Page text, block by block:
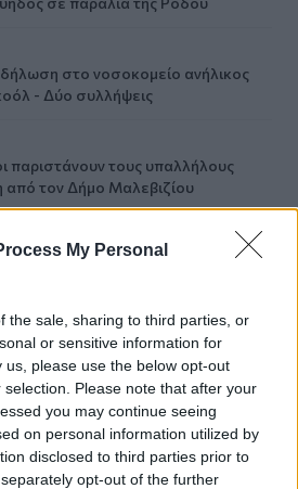
My Personal
the sale, sharing to third parties, or
or sensitive information for
please use the below opt-out
Please note that after your
you may continue seeing
on personal information utilized by
disclosed to third parties prior to
opt-out of the further
στο νοσοκομείο ανήλικος
- Δύο συλλήψεις
παριστάνουν τους υπαλλήλους
τον Δήμο Μαλεβιζίου
εκατ. ιδίων μετοχών - Στα €4,92
Παράταση έως τις 30 Νοεμβρίου
400 επιχειρήσεις
κοίτα στον ουρανό - Έρχεται